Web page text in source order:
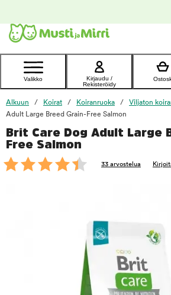
Ota yhteyttä
asiakaspalveluun
Valikko
Kirjaudu /
Rekisteröidy
Alkuun Koirat Koiranruoka Viljaton
Adult Large Breed Grain-Free Salmon
Brit Care Dog Adult Large
Free Salmon
33 arvostelua
foo